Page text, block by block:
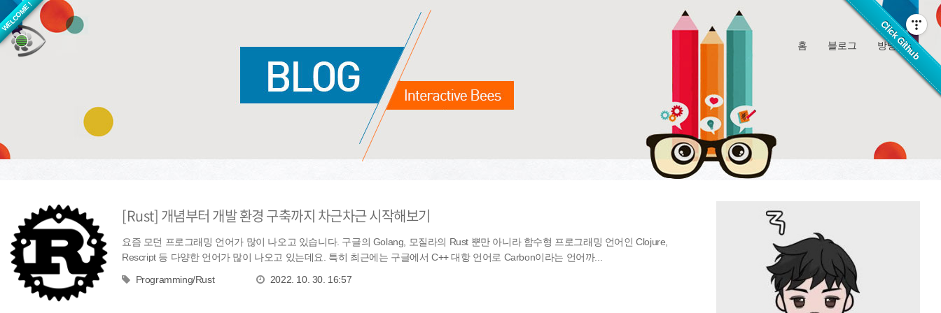
WELCOME !
홈 블로그 방명록
[Rust] 개념부터 개발 환경 구축까지 차근차근 시작해보기
요즘 모던 프로그래밍 언어가 많이 나오고 있습니다. 구글의 Golang, 모질라의 Rust 뿐만 아니라 함수형 프로그래밍 언어인 Clojure,
Rescript 등 다양한 언어가 많이 나오고 있는데요. 특히 최근에는 구글에서 C++ 대항 언어로 Carbon이라는 언어까...
Programming/Rust
2022. 10. 30. 16:57